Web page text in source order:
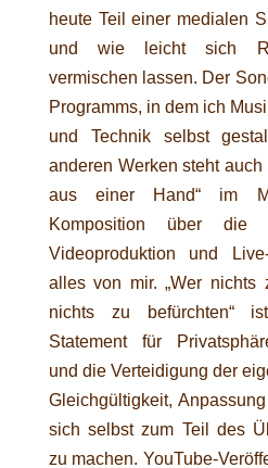
heute Teil einer medialen
und wie leicht sich
vermischen lassen. Der
Programms, in dem ich
und Technik selbst
anderen Werken steht
aus einer Hand“ im
Komposition über die
Videoproduktion und
alles von mir. „Wer nichts
nichts zu befürchten“
Statement für
und die Verteidigung der
Gleichgültigkeit,
sich selbst zum Teil des
zu machen. YouTube-